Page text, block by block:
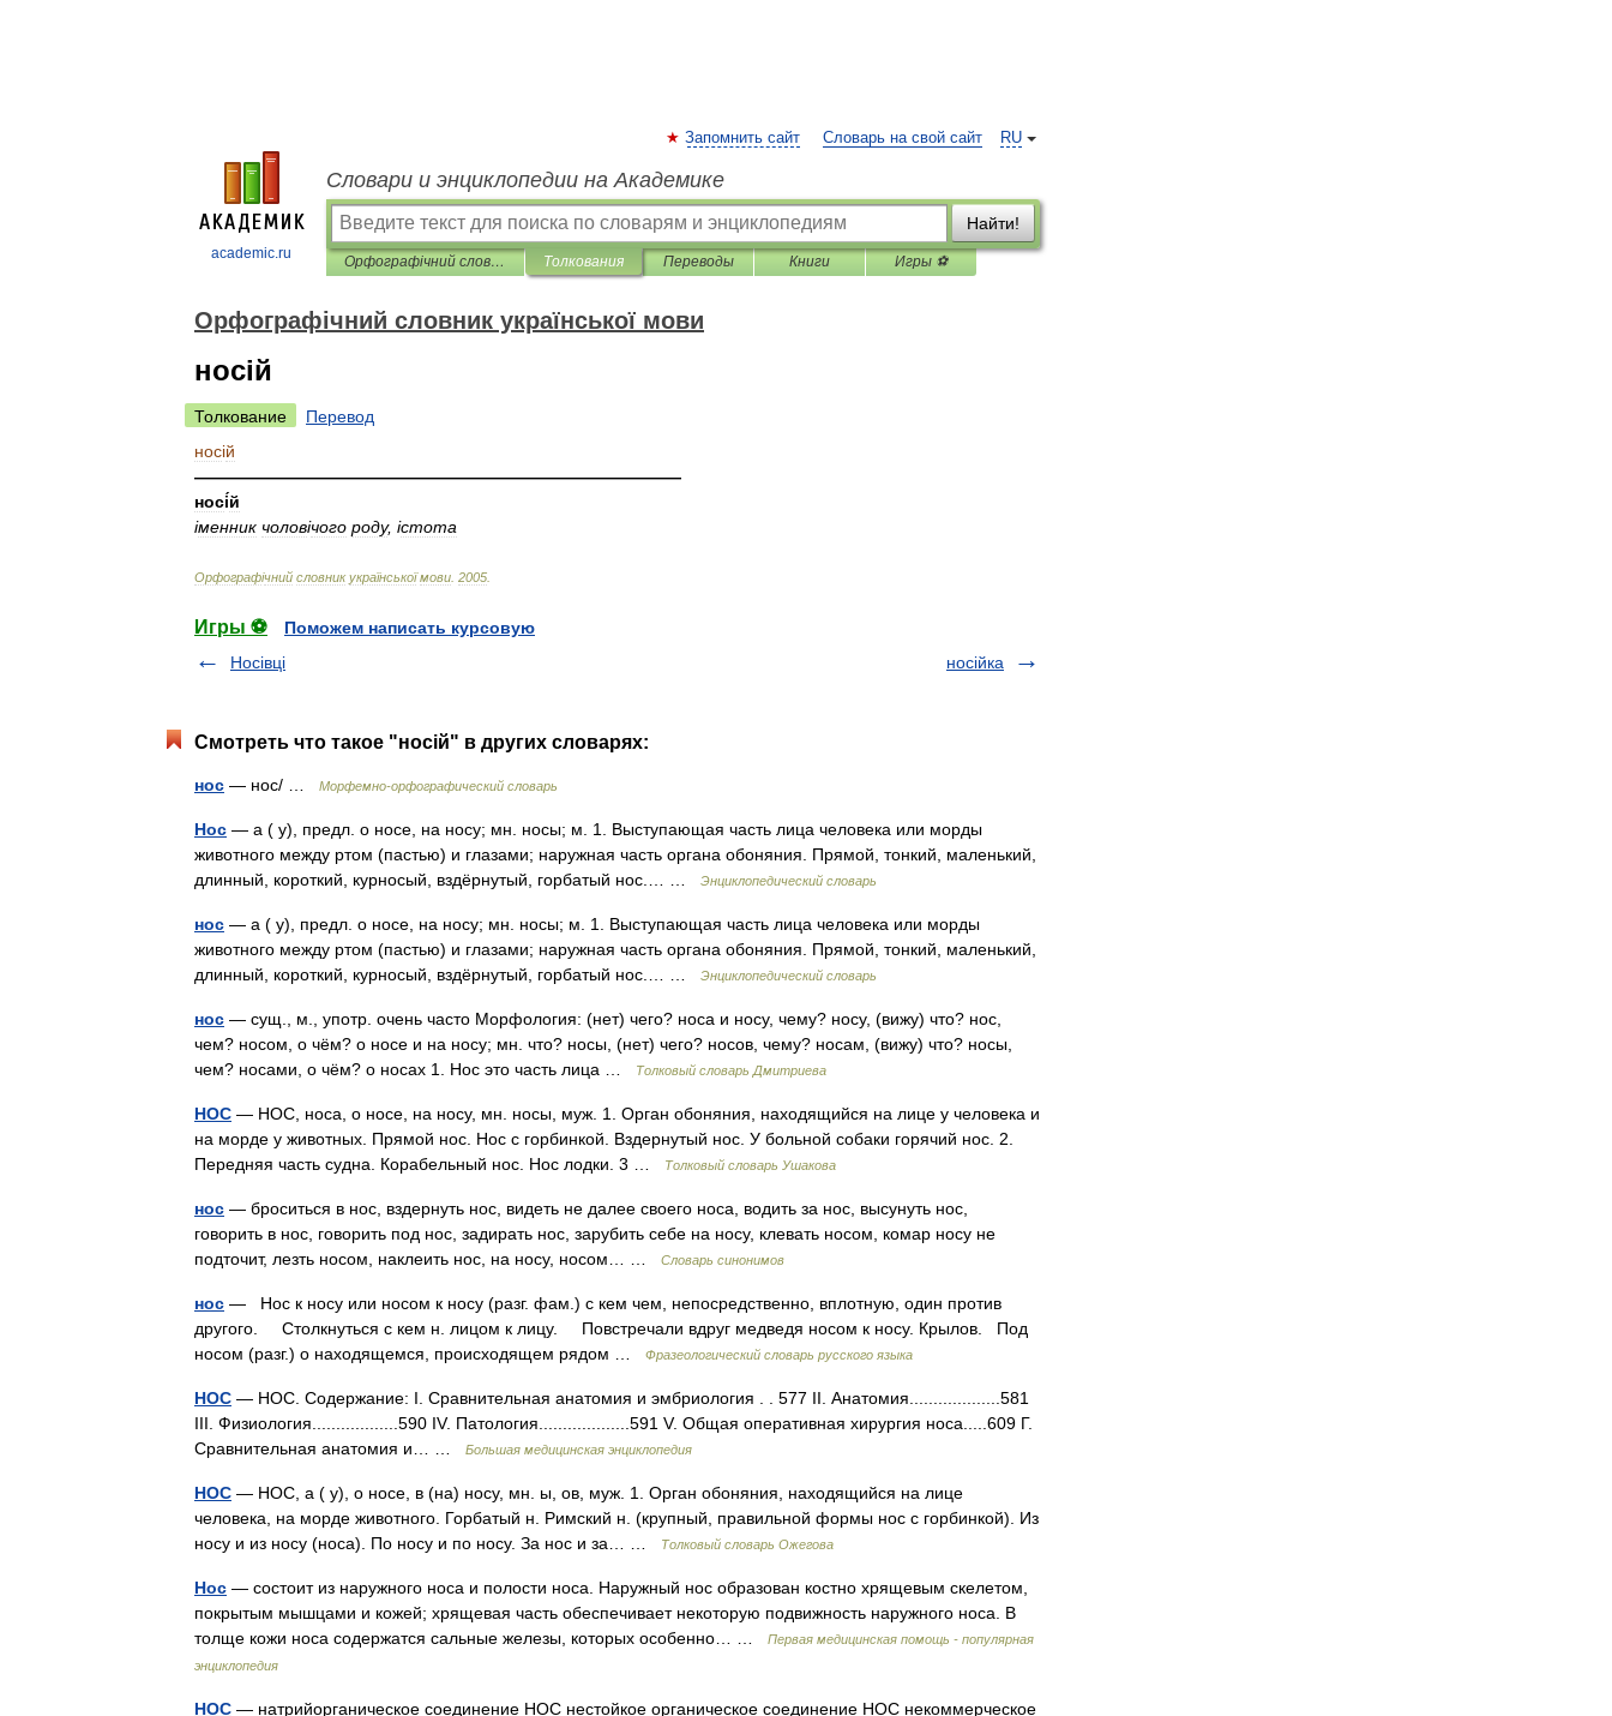
academic.ru
RU
Запомнить сайт Словарь на свой сайт
Словари и энциклопедии на Академике
Найти!
Орфографічний словник української мови Толкования Переводы Книги Игры ⚽
Орфографічний словник української мови
носій
Толкование
Перевод
носій
—————————————————————————————
носі́й
іменник чоловічого роду, істота
Орфографічний словник української мови 2005
Игры ⚽
Поможем написать курсовую
Носівці
носійка
Смотреть что такое "носій" в других словарях:
нос — нос/ … Морфемно-орфографический словарь
Нос — а ( у), предл. о носе, на носу; мн. носы; м. 1. Выступающая часть лица человека или морды
животного между ртом (пастью) и глазами; наружная часть органа обоняния. Прямой, тонкий, маленький,
длинный, короткий, курносый, вздёрнутый, горбатый нос.… …
Энциклопедический словарь
нос — а ( у), предл. о носе, на носу; мн. носы; м. 1. Выступающая часть лица человека или морды
животного между ртом (пастью) и глазами; наружная часть органа обоняния. Прямой, тонкий, маленький,
длинный, короткий, курносый, вздёрнутый, горбатый нос.… …
Энциклопедический словарь
нос — сущ., м., употр. очень часто Морфология: (нет) чего? носа и носу, чему? носу, (вижу) что? нос,
чем? носом, о чём? о носе и на носу; мн. что? носы, (нет) чего? носов, чему? носам, (вижу) что? носы,
чем? носами, о чём? о носах 1. Нос это часть лица …
Толковый словарь Дмитриева
НОС — НОС, носа, о носе, на носу, мн. носы, муж. 1. Орган обоняния, находящийся на лице у человека и
на морде у животных. Прямой нос. Нос с горбинкой. Вздернутый нос. У больной собаки горячий нос. 2.
Передняя часть судна. Корабельный нос. Нос лодки. 3 …
Толковый словарь Ушакова
нос — броситься в нос, вздернуть нос, видеть не далее своего носа, водить за нос, высунуть нос,
говорить в нос, говорить под нос, задирать нос, зарубить себе на носу, клевать носом, комар носу не
подточит, лезть носом, наклеить нос, на носу, носом… …
Словарь синонимов
нос — Нос к носу или носом к носу (разг. фам.) с кем чем, непосредственно, вплотную, один против
другого. Столкнуться с кем н. лицом к лицу. Повстречали вдруг медведя носом к носу. Крылов. Под
носом (разг.) о находящемся, происходящем рядом …
Фразеологический словарь русского языка
НОС — НОС. Содержание: I. Сравнительная анатомия и эмбриология . . 577 II. Анатомия...................581
III. Физиология..................590 IV. Патология...................591 V. Общая оперативная хирургия носа.....609 Г.
Сравнительная анатомия и… …
Большая медицинская энциклопедия
НОС — НОС, а ( у), о носе, в (на) носу, мн. ы, ов, муж. 1. Орган обоняния, находящийся на лице
человека, на морде животного. Горбатый н. Римский н. (крупный, правильной формы нос с горбинкой). Из
носу и из носу (носа). По носу и по носу. За нос и за… …
Толковый словарь Ожегова
Нос — состоит из наружного носа и полости носа. Наружный нос образован костно хрящевым скелетом,
покрытым мышцами и кожей; хрящевая часть обеспечивает некоторую подвижность наружного носа. В
толще кожи носа содержатся сальные железы, которых особенно… …
Первая медицинская помощь - популярная
энциклопедия
НОС — натрийорганическое соединение НОС нестойкое органическое соединение НОС некоммерческое